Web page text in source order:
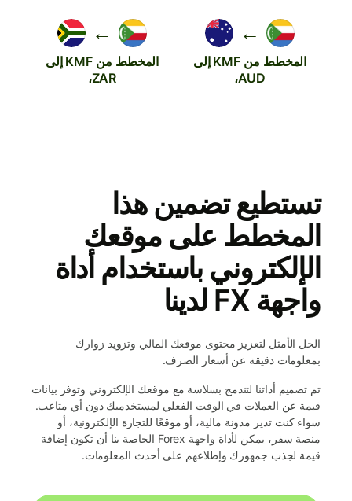
←
المخطط من KMF إلى
AUD،
←
المخطط من KMF إلى
ZAR،
تستطيع تضمين هذا
المخطط على موقعك
الإلكتروني باستخدام أداة
واجهة FX لدينا
الحل الأمثل لتعزيز محتوى موقعك المالي وتزويد زوارك
بمعلومات دقيقة عن أسعار الصرف.
تم تصميم أداتنا لتندمج بسلاسة مع موقعك الإلكتروني وتوفر بيانات
قيمة عن العملات في الوقت الفعلي لمستخدميك دون أي متاعب.
سواء كنت تدير مدونة مالية، أو موقعًا للتجارة الإلكترونية، أو
منصة سفر، يمكن لأداة واجهة Forex الخاصة بنا أن تكون إضافة
قيمة لجذب جمهورك وإطلاعهم على أحدث المعلومات.